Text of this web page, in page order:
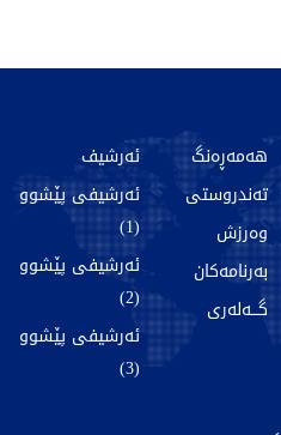
هەمەڕەنگ
تەندروستی
وەرزش
بەرنامەکان
گـــەلەری
ئەرشیف
ئەرشیفی پێشوو
(1)
ئەرشیفی پێشوو
(2)
ئەرشیفی پێشوو
(3)